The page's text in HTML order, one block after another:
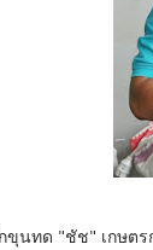
นทด "ชัช" เกษตร